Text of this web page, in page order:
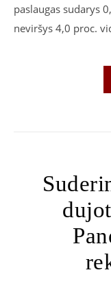
paslaugas sudarys
neviršys 4,0 proc.